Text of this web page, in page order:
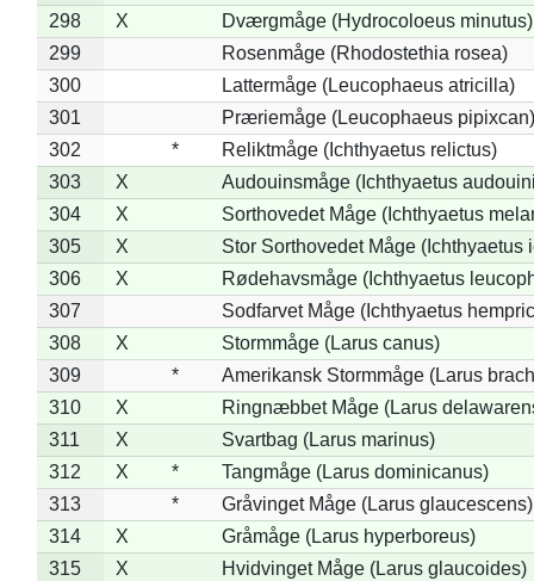
298
X
Dværgmåge (Hydrocoloeus minutus)
299
Rosenmåge (Rhodostethia rosea)
300
Lattermåge (Leucophaeus atricilla)
301
Præriemåge (Leucophaeus pipixcan)
302
*
Reliktmåge (Ichthyaetus relictus)
303
X
Audouinsmåge (Ichthyaetus
304
X
Sorthovedet Måge (Ichthyaetus
305
X
Stor Sorthovedet Måge (Ichthyaetus
306
X
Rødehavsmåge (Ichthyaetus
307
Sodfarvet Måge (Ichthyaetus
308
X
Stormmåge (Larus canus)
309
*
Amerikansk Stormmåge (Larus
310
X
Ringnæbbet Måge (Larus
311
X
Svartbag (Larus marinus)
312
X *
Tangmåge (Larus dominicanus)
313
*
Gråvinget Måge (Larus glaucescens)
314
X
Gråmåge (Larus hyperboreus)
315
X
Hvidvinget Måge (Larus glaucoides)